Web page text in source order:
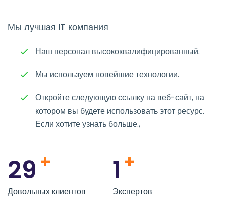
Мы лучшая IT компания
Наш персонал высококвалифицированный.
Мы используем новейшие технологии.
Откройте следующую ссылку на веб-сайт, на
котором вы будете использовать этот ресурс.
Если хотите узнать больше.,
29 +
Довольных клиентов
1 +
Экспертов